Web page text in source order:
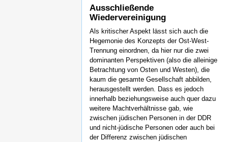
Ausschließende
Wiedervereinigung
Als kritischer Aspekt lässt sich auch die
Hegemonie des Konzepts der Ost-West-
Trennung einordnen, da hier nur die zwei
dominanten Perspektiven (also die alleinige
Betrachtung von Osten und Westen), die
kaum die gesamte Gesellschaft abbilden,
herausgestellt werden. Dass es jedoch
innerhalb beziehungsweise auch quer dazu
weitere Machtverhältnisse gab, wie
zwischen jüdischen Personen in der DDR
und nicht-jüdische Personen oder auch bei
der Differenz zwischen jüdischen